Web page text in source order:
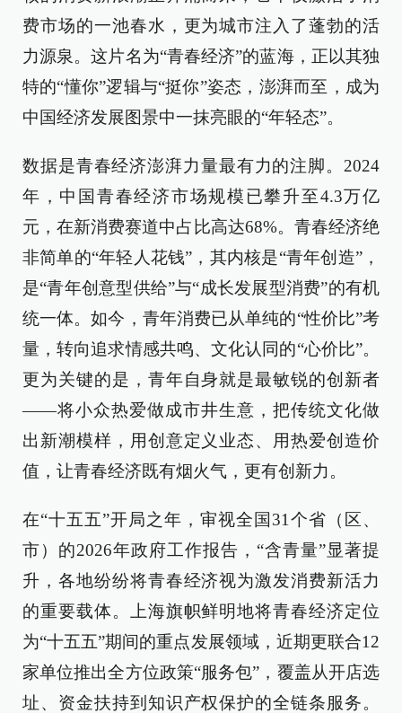
费市场的一池春水，更为城市注入了蓬勃的活
力源泉。这片名为“青春经济”的蓝海，正以其独
特的“懂你”逻辑与“挺你”姿态，澎湃而至，成为
中国经济发展图景中一抹亮眼的“年轻态”。
数据是青春经济澎湃力量最有力的注脚。2024
年，中国青春经济市场规模已攀升至4.3万亿
元，在新消费赛道中占比高达68%。青春经济绝
非简单的“年轻人花钱”，其内核是“青年创造”，
是“青年创意型供给”与“成长发展型消费”的有机
统一体。如今，青年消费已从单纯的“性价比”考
量，转向追求情感共鸣、文化认同的“心价比”。
更为关键的是，青年自身就是最敏锐的创新者
——将小众热爱做成市井生意，把传统文化做
出新潮模样，用创意定义业态、用热爱创造价
值，让青春经济既有烟火气，更有创新力。
在“十五五”开局之年，审视全国31个省（区、
市）的2026年政府工作报告，“含青量”显著提
升，各地纷纷将青春经济视为激发消费新活力
的重要载体。上海旗帜鲜明地将青春经济定位
为“十五五”期间的重点发展领域，近期更联合12
家单位推出全方位政策“服务包”，覆盖从开店选
址、资金扶持到知识产权保护的全链条服务。